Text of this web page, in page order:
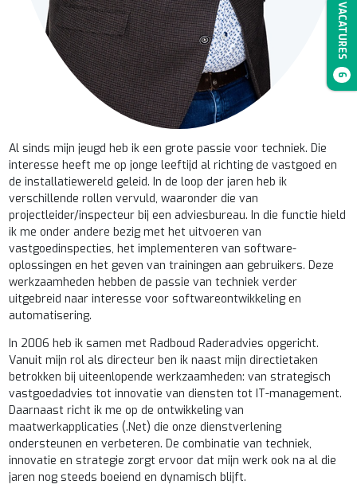
VACATURES
6
Al sinds mijn jeugd heb ik een grote passie voor techniek. Die
interesse heeft me op jonge leeftijd al richting de vastgoed en
de installatiewereld geleid. In de loop der jaren heb ik
verschillende rollen vervuld, waaronder die van
projectleider/inspecteur bij een adviesbureau. In die functie hield
ik me onder andere bezig met het uitvoeren van
vastgoedinspecties, het implementeren van software-
oplossingen en het geven van trainingen aan gebruikers. Deze
werkzaamheden hebben de passie van techniek verder
uitgebreid naar interesse voor softwareontwikkeling en
automatisering.
In 2006 heb ik samen met Radboud Raderadvies opgericht.
Vanuit mijn rol als directeur ben ik naast mijn directietaken
betrokken bij uiteenlopende werkzaamheden: van strategisch
vastgoedadvies tot innovatie van diensten tot IT-management.
Daarnaast richt ik me op de ontwikkeling van
maatwerkapplicaties (.Net) die onze dienstverlening
ondersteunen en verbeteren. De combinatie van techniek,
innovatie en strategie zorgt ervoor dat mijn werk ook na al die
jaren nog steeds boeiend en dynamisch blijft.